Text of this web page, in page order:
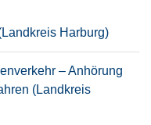
Harburg)
– Anhörung
(Landkreis